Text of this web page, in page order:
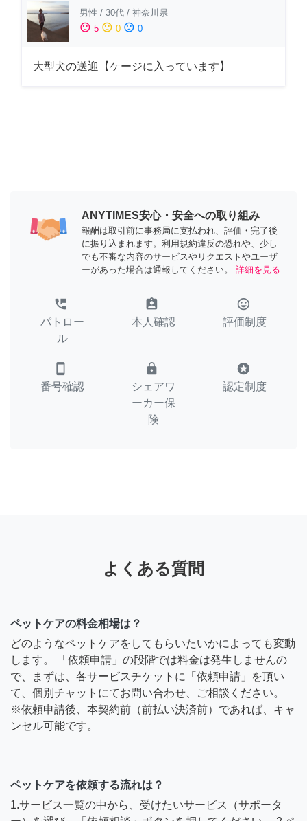
男性 / 30代 / 神奈川県
sentiment_satisfied 5 sentiment_neutral 0 sentiment_dissatisfied 0
大型犬の送迎【ケージに入っています】
ANYTIMES安心・安全への取り組み
報酬は取引前に事務局に支払われ、評価・完了後
に振り込まれます。利用規約違反の恐れや、少し
でも不審な内容のサービスやリクエストやユーザ
ーがあった場合は通報してください。
詳細を見る
perm_phone_msg
パトロー
ル
assignment_ind
本人確認
tag_faces
評価制度
smartphone
番号確認
lock
シェアワ
ーカー保
険
stars
認定制度
よくある質問
ペットケアの料金相場は？
どのようなペットケアをしてもらいたいかによっても変動
します。 「依頼申請」の段階では料金は発生しませんの
で、まずは、各サービスチケットに「依頼申請」を頂い
て、個別チャットにてお問い合わせ、ご相談ください。
※依頼申請後、本契約前（前払い決済前）であれば、キャ
ンセル可能です。
ペットケアを依頼する流れは？
1.サービス一覧の中から、受けたいサービス（サポータ